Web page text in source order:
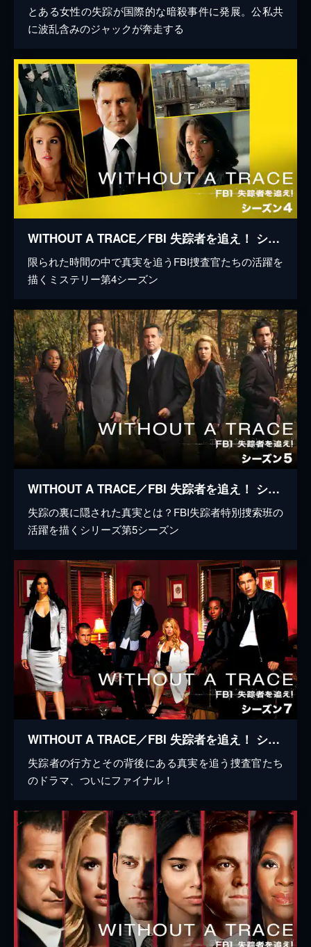
とある女性の失踪が国際的な暗殺事件に発展。公私共
に波乱含みのジャックが奔走する
WITHOUT A TRACE／FBI 失踪者を追え！ シーズン4
限られた時間の中で真実を追うFBI捜査官たちの活躍を
描くミステリー第4シーズン
WITHOUT A TRACE／FBI 失踪者を追え！ シーズン5
失踪の裏に隠された真実とは？FBI失踪者特別捜索班の
活躍を描くシリーズ第5シーズン
WITHOUT A TRACE／FBI 失踪者を追え！ シーズン7
失踪者の行方とその背後にある真実を追う捜査官たち
のドラマ、ついにファイナル！